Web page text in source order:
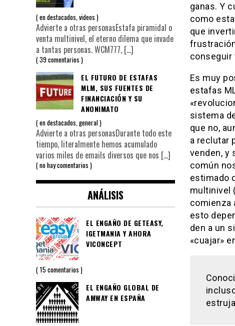
ganas. Y
como
que
conseguir
Es muy
estafas
sistema
que no,
a reclutar
venden, y
común
estimado
multinivel
comienza
esto
den a un
«cuajar»
endestacados videos
Advierte a otras personasEstafa piramidal o
venta multinivel, el eterno dilema que invade
a tantas personas. WCM777, […]
39 comentarios
EL FUTURO DE ESTAFAS
MLM, SUS FUENTES DE
FINANCIACIÓN Y SU
ANONIMATO
endestacados,general
Advierte a otras personasDurante todo este
tiempo, literalmente hemos acumulado
varios miles de emails diversos que nos […]
no hay comentarios
ANÁLISIS
EL ENGAÑO DE GETEASY,
IGETMANIA Y AHORA
VICONCEPT
15 comentarios
EL ENGAÑO GLOBAL DE
AMWAY EN ESPAÑA